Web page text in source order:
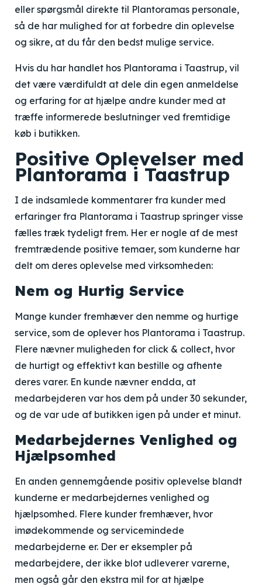
eller spørgsmål direkte til Plantoramas personale,
så de har mulighed for at forbedre din oplevelse
og sikre, at du får den bedst mulige service.
Hvis du har handlet hos Plantorama i Taastrup, vil
det være værdifuldt at dele din egen anmeldelse
og erfaring for at hjælpe andre kunder med at
træffe informerede beslutninger ved fremtidige
køb i butikken.
Positive Oplevelser med
Plantorama i Taastrup
I de indsamlede kommentarer fra kunder med
erfaringer fra Plantorama i Taastrup springer visse
fælles træk tydeligt frem. Her er nogle af de mest
fremtrædende positive temaer, som kunderne har
delt om deres oplevelse med virksomheden:
Nem og Hurtig Service
Mange kunder fremhæver den nemme og hurtige
service, som de oplever hos Plantorama i Taastrup.
Flere nævner muligheden for click & collect, hvor
de hurtigt og effektivt kan bestille og afhente
deres varer. En kunde nævner endda, at
medarbejderen var hos dem på under 30 sekunder,
og de var ude af butikken igen på under et minut.
Medarbejdernes Venlighed og
Hjælpsomhed
En anden gennemgående positiv oplevelse blandt
kunderne er medarbejdernes venlighed og
hjælpsomhed. Flere kunder fremhæver, hvor
imødekommende og servicemindede
medarbejderne er. Der er eksempler på
medarbejdere, der ikke blot udleverer varerne,
men også går den ekstra mil for at hjælpe